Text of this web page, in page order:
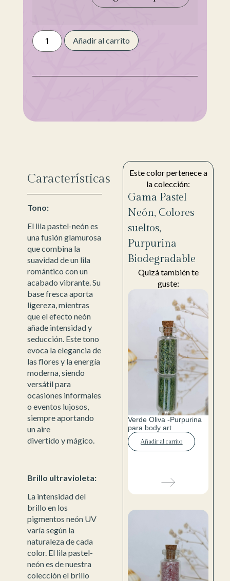
Añadir al carrito
Características
Tono:
El lila pastel-neón es
una fusión glamurosa
que combina la
suavidad de un lila
romántico con un
acabado vibrante. Su
base fresca aporta
ligereza, mientras
que el efecto neón
añade intensidad y
seducción. Este tono
evoca la elegancia de
las flores y la energía
moderna, siendo
versátil para
ocasiones informales
o eventos lujosos,
siempre aportando
un aire
divertido y mágico.
Brillo ultravioleta:
La intensidad del
brillo en los
pigmentos neón UV
varía según la
naturaleza de cada
color. El lila pastel-
neón es de nuestra
colección el brillo
Este color pertenece a
la colección:
Gama Pastel
Neón, Colores
sueltos,
Purpurina
Biodegradable
Quizá también te
guste:
Verde Oliva -Purpurina
para body art
Añadir al carrito